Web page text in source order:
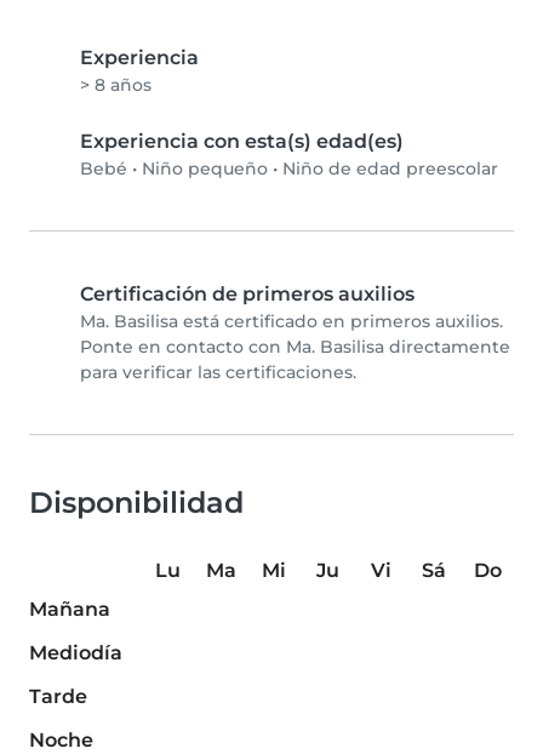
Experiencia
> 8 años
Experiencia con esta(s) edad(es)
Bebé • Niño pequeño • Niño de edad preescolar
Certificación de primeros auxilios
Ma. Basilisa está certificado en primeros auxilios.
Ponte en contacto con Ma. Basilisa directamente
para verificar las certificaciones.
Disponibilidad
Lu Ma Mi Ju Vi Sá
Do
Mañana
Mediodía
Tarde
Noche